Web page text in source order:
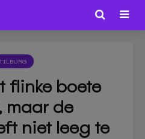
flinke boete
maar de
niet leeg te